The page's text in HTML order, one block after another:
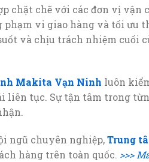
chặt chẽ với các đơn vị vận
vi giao hàng và tối ưu
và chịu trách nhiệm cuối
Makita Vạn Ninh luôn
liên tục. Sự tận tâm trong
ngũ chuyên nghiệp,Trung
hàng trên toàn quốc. >>>